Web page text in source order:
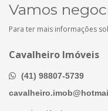
Vamos
Para ter mais informações
Cavalheiro Imóveis
(41) 98807-5739